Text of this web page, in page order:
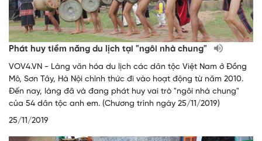
Phát huy tiềm năng du lịch tại "ngôi nhà chung"
VOV4.VN - Làng văn hóa du lịch các dân tộc Việt Nam ở Đồng
Mô, Sơn Tây, Hà Nội chính thức đi vào hoạt động từ năm 2010.
Đến nay, làng đã và đang phát huy vai trò "ngôi nhà chung"
của 54 dân tộc anh em. (Chương trình ngày 25/11/2019)
25/11/2019